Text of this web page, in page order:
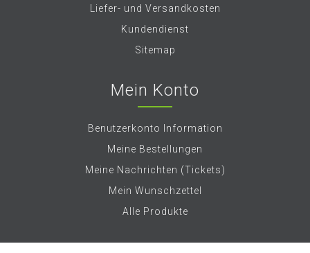
Liefer- und Versandkosten
Kundendienst
Sitemap
Mein Konto
Benutzerkonto Information
Meine Bestellungen
Meine Nachrichten (Tickets)
Mein Wunschzettel
Alle Produkte